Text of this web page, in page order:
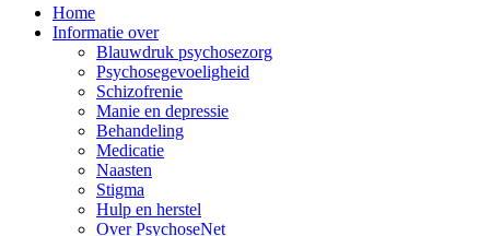
Main
Navigation
Home
Informatie over
Blauwdruk psychosezorg
Psychosegevoeligheid
Schizofrenie
Manie en depressie
Behandeling
Medicatie
Naasten
Stigma
Hulp en herstel
Over PsychoseNet